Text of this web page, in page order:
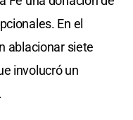
En el
ablacionar siete
involucró un